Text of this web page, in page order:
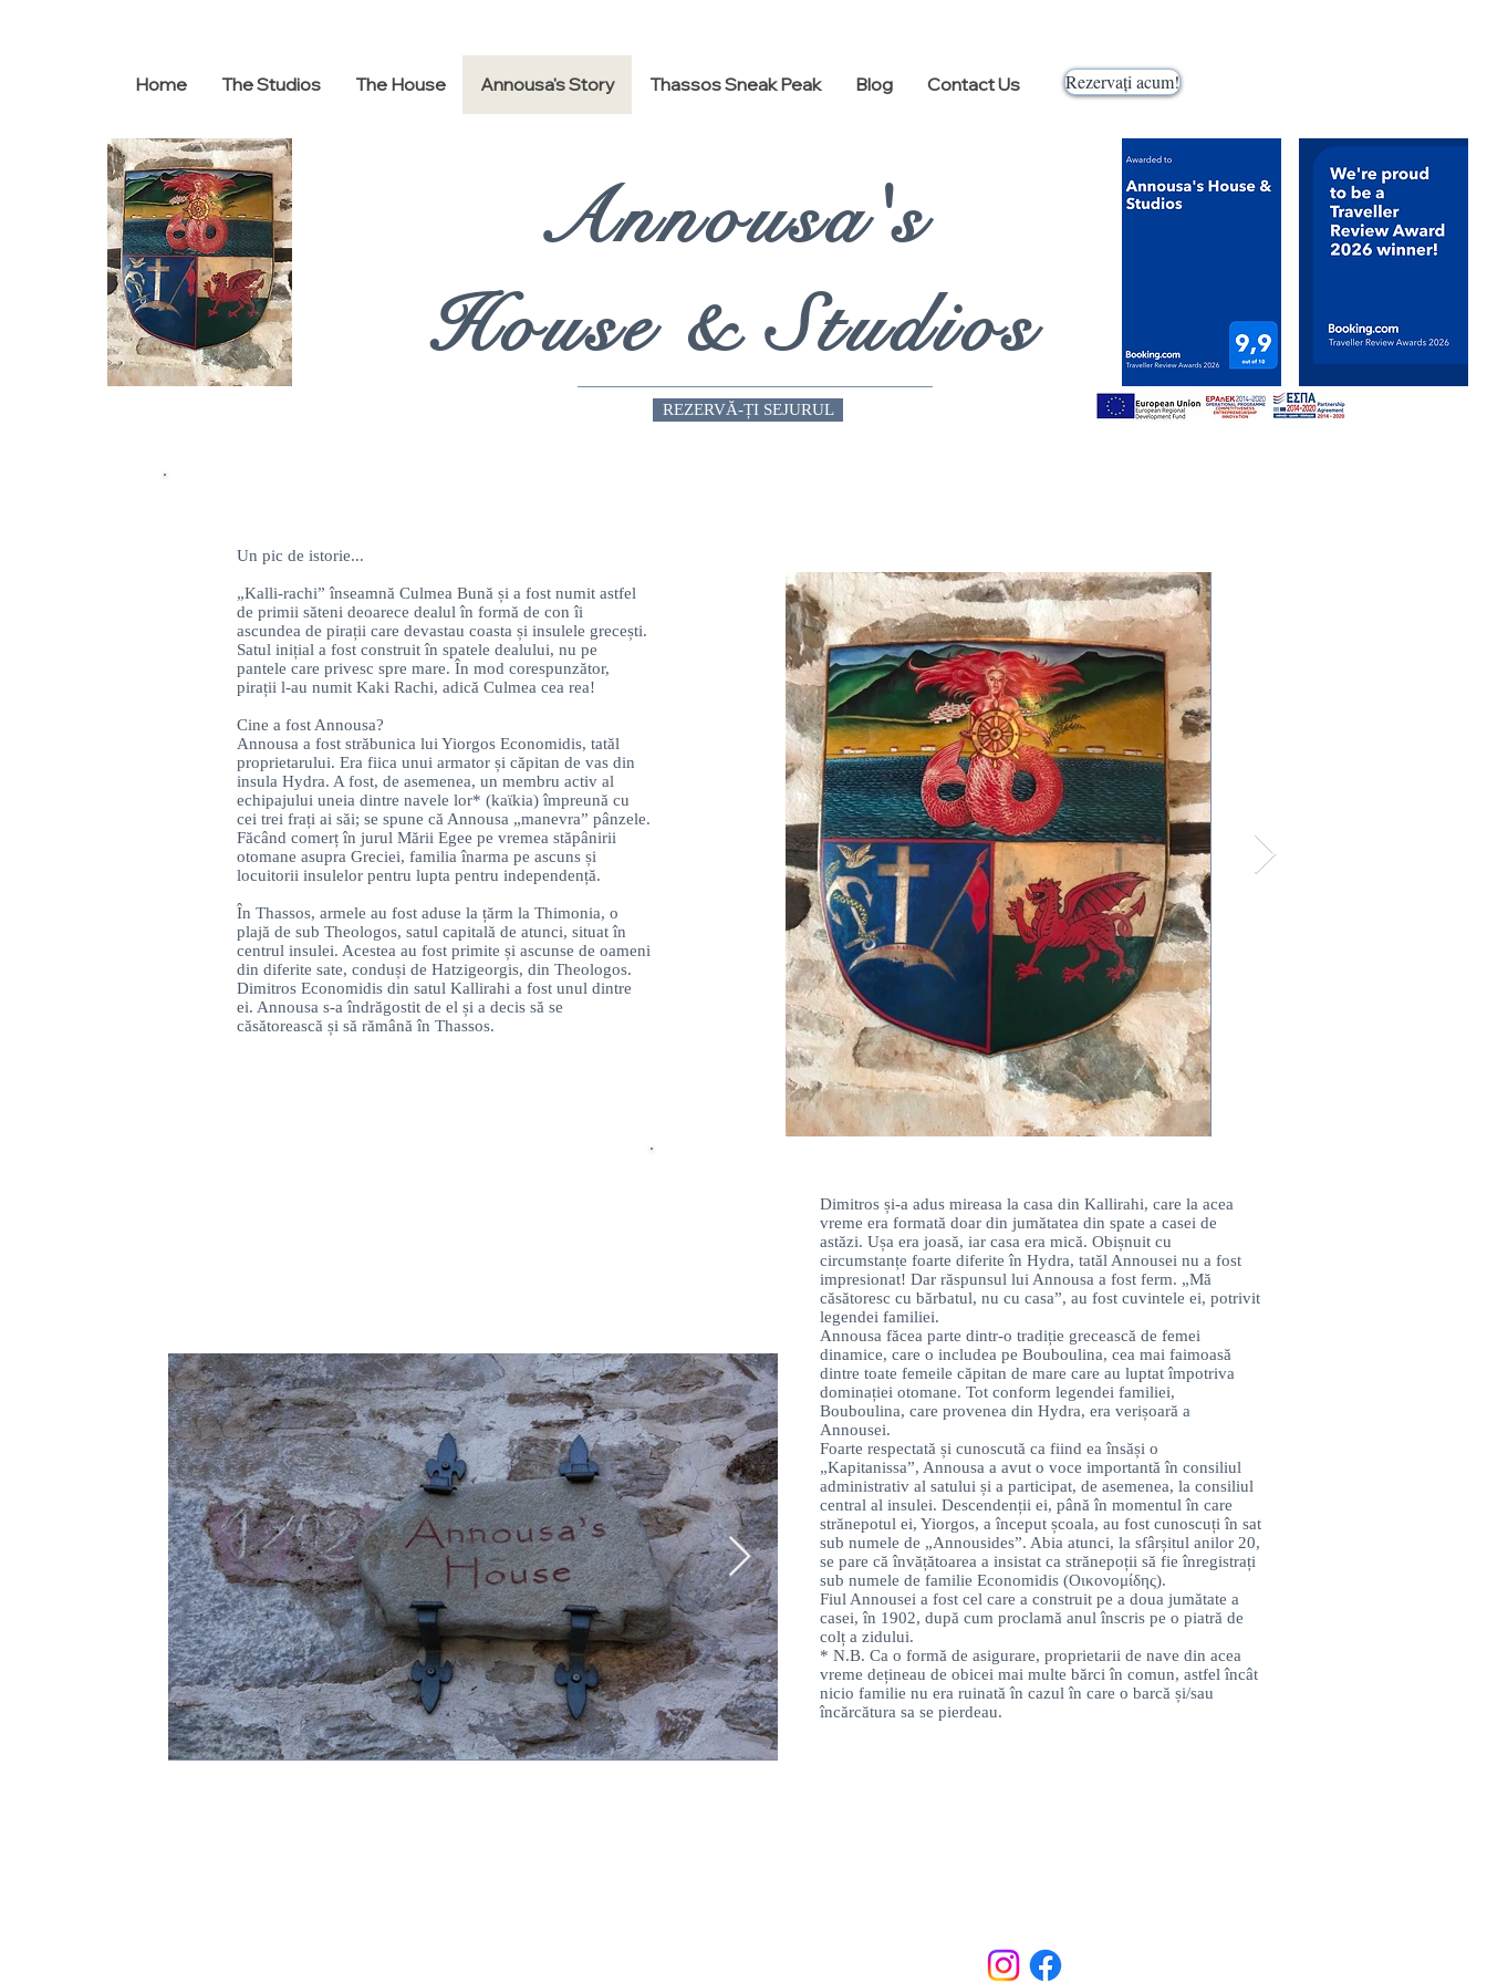
Home The Studios The House Annousa's Story Thassos Sneak Peak Blog Contact Us Rezervați acum!
Annousa's
House & Studios
REZERVĂ-ȚI SEJURUL
Un pic de istorie...
„Kalli-rachi” înseamnă Culmea Bună și a fost numit astfel
de primii săteni deoarece dealul în formă de con îi
ascundea de pirații care devastau coasta și insulele grecești.
Satul inițial a fost construit în spatele dealului, nu pe
pantele care privesc spre mare. În mod corespunzător,
pirații l-au numit Kaki Rachi, adică Culmea cea rea!
Cine a fost Annousa?
Annousa a fost străbunica lui Yiorgos Economidis, tatăl
proprietarului. Era fiica unui armator și căpitan de vas din
insula Hydra. A fost, de asemenea, un membru activ al
echipajului uneia dintre navele lor* (kaϊkia) împreună cu
cei trei frați ai săi; se spune că Annousa „manevra” pânzele.
Făcând comerț în jurul Mării Egee pe vremea stăpânirii
otomane asupra Greciei, familia înarma pe ascuns și
locuitorii insulelor pentru lupta pentru independență.
În Thassos, armele au fost aduse la țărm la Thimonia, o
plajă de sub Theologos, satul capitală de atunci, situat în
centrul insulei. Acestea au fost primite și ascunse de oameni
din diferite sate, conduși de Hatzigeorgis, din Theologos.
Dimitros Economidis din satul Kallirahi a fost unul dintre
ei. Annousa s-a îndrăgostit de el și a decis să se
căsătorească și să rămână în Thassos.
Dimitros și-a adus mireasa la casa din Kallirahi, care la acea
vreme era formată doar din jumătatea din spate a casei de
astăzi. Ușa era joasă, iar casa era mică. Obișnuit cu
circumstanțe foarte diferite în Hydra, tatăl Annousei nu a fost
impresionat! Dar răspunsul lui Annousa a fost ferm. „Mă
căsătoresc cu bărbatul, nu cu casa”, au fost cuvintele ei, potrivit
legendei familiei.
Annousa făcea parte dintr-o tradiție grecească de femei
dinamice, care o includea pe Bouboulina, cea mai faimoasă
dintre toate femeile căpitan de mare care au luptat împotriva
dominației otomane. Tot conform legendei familiei,
Bouboulina, care provenea din Hydra, era verișoară a
Annousei.
Foarte respectată și cunoscută ca fiind ea însăși o
„Kapitanissa”, Annousa a avut o voce importantă în consiliul
administrativ al satului și a participat, de asemenea, la consiliul
central al insulei. Descendenții ei, până în momentul în care
strănepotul ei, Yiorgos, a început școala, au fost cunoscuți în sat
sub numele de „Annousides”. Abia atunci, la sfârșitul anilor 20,
se pare că învățătoarea a insistat ca strănepoții să fie înregistrați
sub numele de familie Economidis (Οικονομίδης).
Fiul Annousei a fost cel care a construit pe a doua jumătate a
casei, în 1902, după cum proclamă anul înscris pe o piatră de
colț a zidului.
* N.B. Ca o formă de asigurare, proprietarii de nave din acea
vreme dețineau de obicei mai multe bărci în comun, astfel încât
nicio familie nu era ruinată în cazul în care o barcă și/sau
încărcătura sa se pierdeau.